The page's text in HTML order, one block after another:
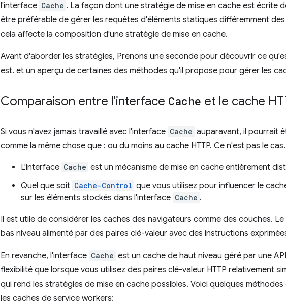
l'interface Cache . La façon dont une stratégie de mise en cache est écrite
être préférable de gérer les requêtes d'éléments statiques différemment
cela affecte la composition d'une stratégie de mise en cache.
Avant d'aborder les stratégies, Prenons une seconde pour découvrir ce
est. et un aperçu de certaines des méthodes qu'il propose pour gérer les
Comparaison entre l'interface Cache et le cache
Si vous n'avez jamais travaillé avec l'interface Cache auparavant, il pourrait
comme la même chose que : ou du moins au cache HTTP. Ce n'est pas le cas.
L'interface Cache est un mécanisme de mise en cache entièrement
Quel que soit Cache-Control que vous utilisez pour influencer le
sur les éléments stockés dans l'interface Cache .
Il est utile de considérer les caches des navigateurs comme des couches.
bas niveau alimenté par des paires clé-valeur avec des instructions
En revanche, l'interface Cache est un cache de haut niveau géré par une
flexibilité que lorsque vous utilisez des paires clé-valeur HTTP relativement
qui rend les stratégies de mise en cache possibles. Voici quelques
les caches de service workers: